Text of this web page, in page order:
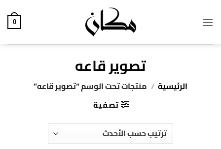
للمحتوى
0
تصوير قاعه
الرئيسية / منتجات تحت الوسم “تصوير قاعه”
تصفية